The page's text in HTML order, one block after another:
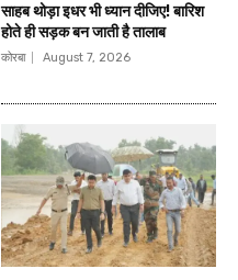
साहब थोड़ा इधर भी ध्यान दीजिए! बारिश
होते ही सड़क बन जाती है तालाब
कोरबा August 7, 2026